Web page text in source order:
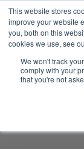
This website stores
improve your website
you, both on this
cookies we use, see
We won't track
comply with your
that you're not
Nordic Sports
outdoor ist in
Nordic
Vorteil